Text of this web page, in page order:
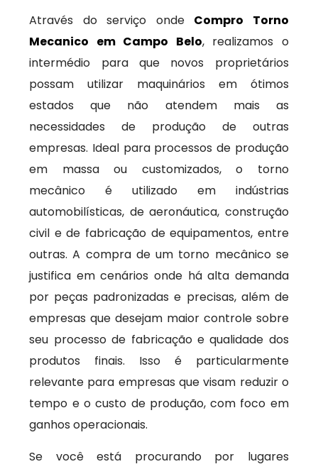
Através do serviço onde Compro Torno
Mecanico em Campo Belo, realizamos o
intermédio para que novos proprietários
possam utilizar maquinários em ótimos
estados que não atendem mais as
necessidades de produção de outras
empresas. Ideal para processos de produção
em massa ou customizados, o torno
mecânico é utilizado em indústrias
automobilísticas, de aeronáutica, construção
civil e de fabricação de equipamentos, entre
outras. A compra de um torno mecânico se
justifica em cenários onde há alta demanda
por peças padronizadas e precisas, além de
empresas que desejam maior controle sobre
seu processo de fabricação e qualidade dos
produtos finais. Isso é particularmente
relevante para empresas que visam reduzir o
tempo e o custo de produção, com foco em
ganhos operacionais.
Se você está procurando por lugares